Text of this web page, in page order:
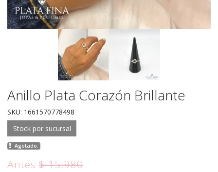
Anillo Plata Corazón Brillante
SKU: 1661570778498
Stock por sucursal
Agotado.
Antes$ 15.980